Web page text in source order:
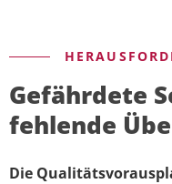
Gefährdete
fehlende
Die